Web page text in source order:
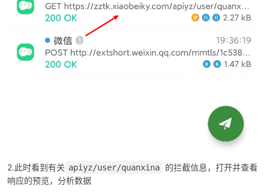
2.此时看到有关 apiyz/user/quanxina
的拦截信息，打开并查看
响应的预览，分析数据